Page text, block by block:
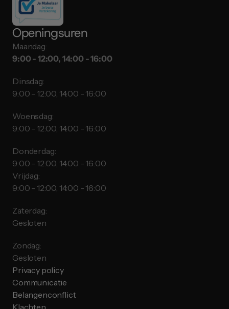
Openingsuren
Maandag:
9:00 - 12:00, 14:00 - 16:00
Dinsdag:
9:00 - 12:00, 14:00 - 16:00
Woensdag:
9:00 - 12:00, 14:00 - 16:00
Donderdag:
9:00 - 12:00, 14:00 - 16:00
Vrijdag:
9:00 - 12:00, 14:00 - 16:00
Zaterdag:
Gesloten
Zondag:
Gesloten
Privacy policy
Communicatie
Belangenconflict
Klachten